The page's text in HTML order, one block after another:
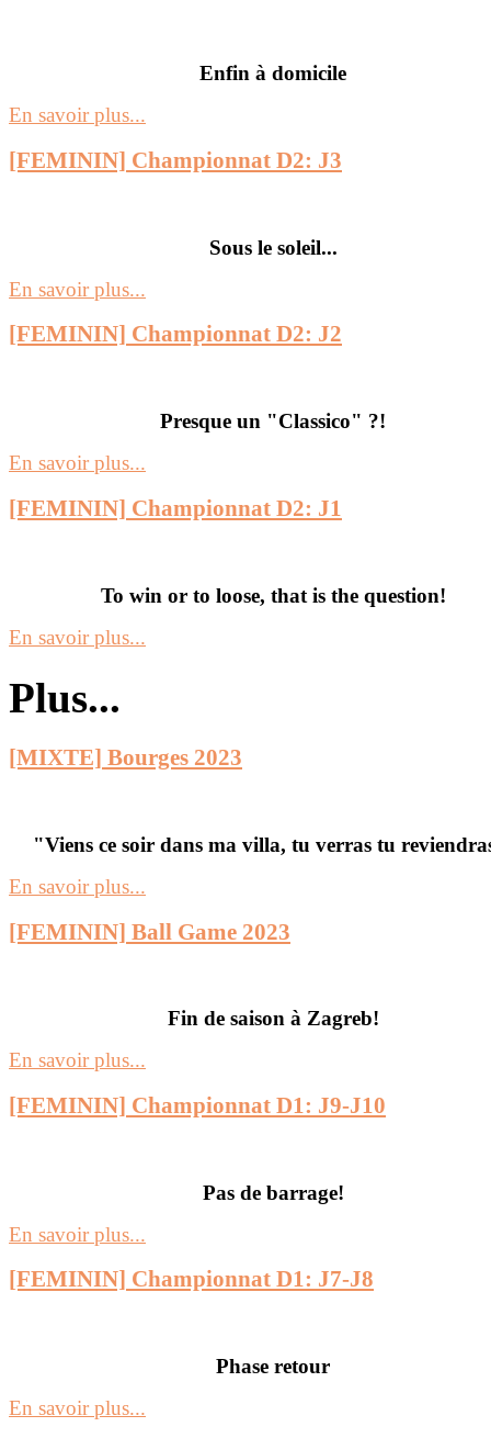
Enfin à domicile
En savoir plus...
[FEMININ] Championnat D2: J3
Sous le soleil...
En savoir plus...
[FEMININ] Championnat D2: J2
Presque un "Classico" ?!
En savoir plus...
[FEMININ] Championnat D2: J1
To win or to loose, that is the question!
En savoir plus...
Plus...
[MIXTE] Bourges 2023
"Viens ce soir dans ma villa, tu verras tu
En savoir plus...
[FEMININ] Ball Game 2023
Fin de saison à Zagreb!
En savoir plus...
[FEMININ] Championnat D1: J9-J10
Pas de barrage!
En savoir plus...
[FEMININ] Championnat D1: J7-J8
Phase retour
En savoir plus...